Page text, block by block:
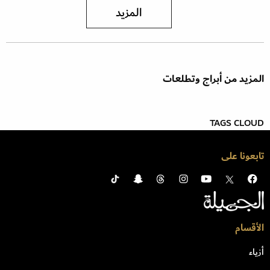
المزيد
المزيد من أبراج وتطلعات
TAGS CLOUD
تابعونا على
الأقسام
أزياء